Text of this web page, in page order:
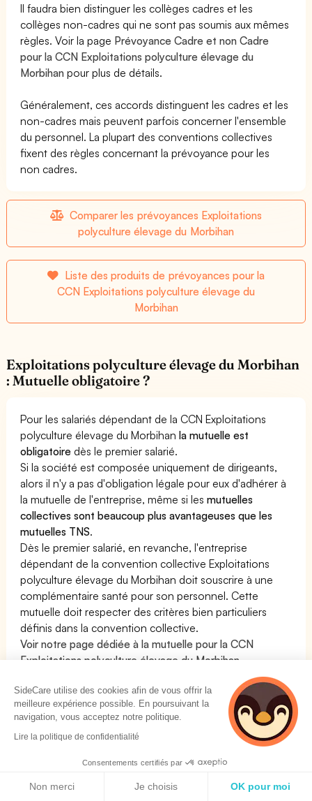
Il faudra bien distinguer les collèges cadres et les
collèges non-cadres qui ne sont pas soumis aux mêmes
règles. Voir la page Prévoyance Cadre et non Cadre
pour la CCN Exploitations polyculture élevage du
Morbihan pour plus de détails.
Généralement, ces accords distinguent les cadres et les
non-cadres mais peuvent parfois concerner l'ensemble
du personnel. La plupart des conventions collectives
fixent des règles concernant la prévoyance pour les
non cadres.
Comparer les prévoyances Exploitations
polyculture élevage du Morbihan
Liste des produits de prévoyances pour la
CCN Exploitations polyculture élevage du
Morbihan
Exploitations polyculture élevage du Morbihan
: Mutuelle obligatoire ?
Pour les salariés dépendant de la CCN Exploitations
polyculture élevage du Morbihanla mutuelle est
obligatoire dès le premier salarié.
Si la société est composée uniquement de dirigeants,
alors il n'y a pas d'obligation légale pour eux d'adhérer à
la mutuelle de l'entreprise, même si lesmutuelles
collectives sont beaucoup plus avantageuses que les
mutuelles TNS.
Dès le premier salarié, en revanche, l'entreprise
dépendant de la convention collective Exploitations
polyculture élevage du Morbihan doit souscrire à une
complémentaire santé pour son personnel. Cette
mutuelle doit respecter des critères bien particuliers
définis dans la convention collective.
Voir notre page dédiée à la mutuelle pour la CCN
Exploitations polyculture élevage du Morbihan
En résumé :
La Mutuelle est obligatoire pour la convention collective
Exploitations polyculture élevage du Morbihan : OUI
Les Mutuelles pour la convention collective
9561
SideCare utilise des cookies afin de vous offrir la
meilleure expérience possible. En poursuivant la
navigation, vous acceptez notre politique.
Lire la politique de confidentialité
Consentements certifiés par
Non merci Je choisis OK pour moi